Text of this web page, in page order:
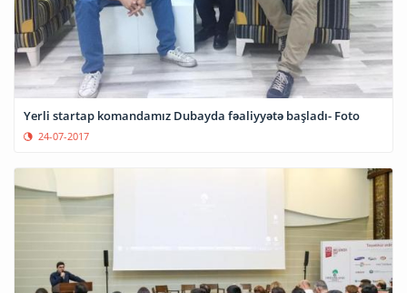
Yerli startap komandamız Dubayda fəaliyyətə başladı- Foto
24-07-2017